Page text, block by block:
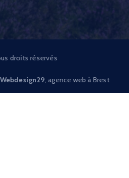
droits réservés
Webdesign29 , agence web à Brest